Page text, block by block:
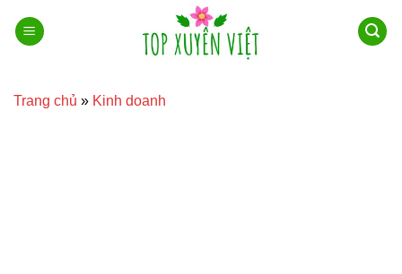
qua
Trang chủ » Kinh doanh